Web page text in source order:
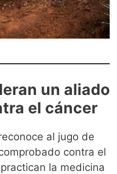
un aliado
el cáncer
al jugo de
contra el
la medicina